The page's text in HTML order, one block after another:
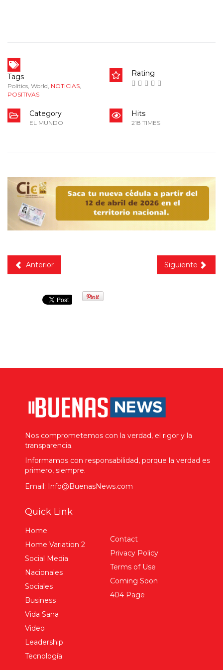
Tags
Politics World NOTICIAS
POSITIVAS
Rating
Category
EL MUNDO
Hits
218 TIMES
Anterior Siguiente
Nos comprometemos con la verdad, el rigor y la
transparencia.
Informamos con responsabilidad, porque la verdad es
primero, siempre.
Email: Info@BuenasNews.com
Quick Link
Home
Home Variation 2
Social Media
Nacionales
Sociales
Business
Vida Sana
Video
Leadership
Tecnología
Contact
Privacy Policy
Terms of Use
Coming Soon
404 Page